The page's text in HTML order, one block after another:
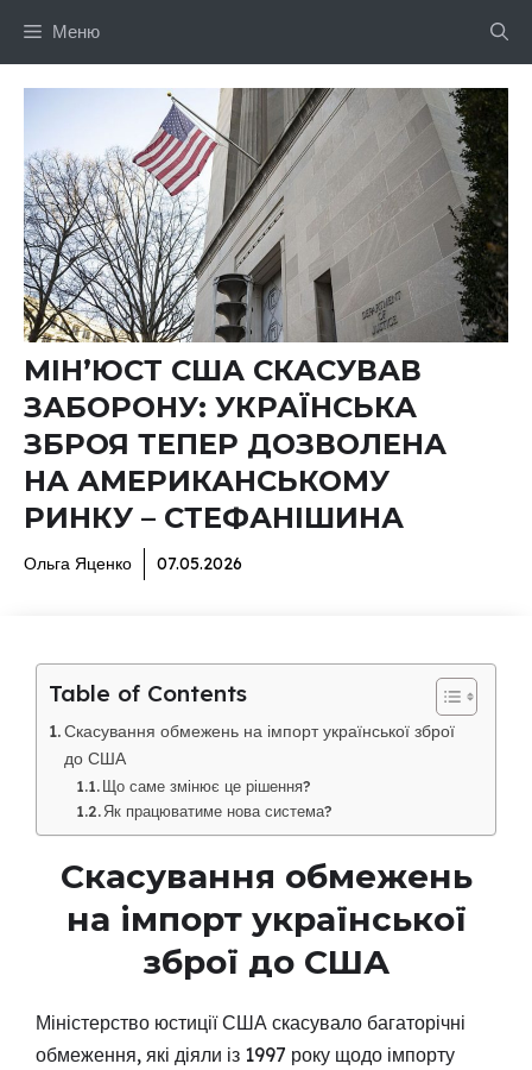
Меню
МІН’ЮСТ США СКАСУВАВ
ЗАБОРОНУ: УКРАЇНСЬКА
ЗБРОЯ ТЕПЕР ДОЗВОЛЕНА
НА АМЕРИКАНСЬКОМУ
РИНКУ – СТЕФАНІШИНА
Ольга Яценко 07.05.2026
Table of Contents
Скасування обмежень на імпорт української зброї
до США
Що саме змінює це рішення?
Як працюватиме нова система?
Скасування обмежень
на імпорт української
зброї до США
Міністерство юстиції США скасувало багаторічні
обмеження, які діяли із 1997 року щодо імпорту